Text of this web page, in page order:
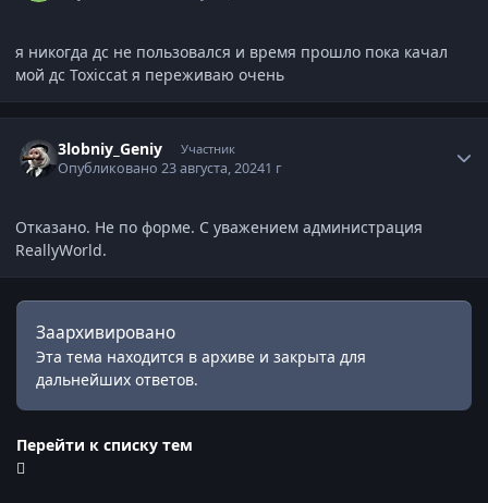
я никогда дс не пользовался и время прошло пока качал
мой дс Toxiccat я переживаю очень
3lobniy_Geniy Участник
Опубликовано23 августа, 20241 г
Отказано. Не по форме. С уважением администрация
ReallyWorld.
Заархивировано
Эта тема находится в архиве и закрыта для
дальнейших ответов.
Перейти к списку тем